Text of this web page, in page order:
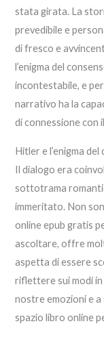
stata girata. La
prevedibile e
di fresco e
l’enigma del
incontestabile, e
narrativo ha la
di connessione con
Hitler e l’enigma
Il dialogo era
sottotrama
immeritato. Non
online epub gratis
ascoltare, offre
aspetta di essere
riflettere sui modi
nostre emozioni e
spazio libro online